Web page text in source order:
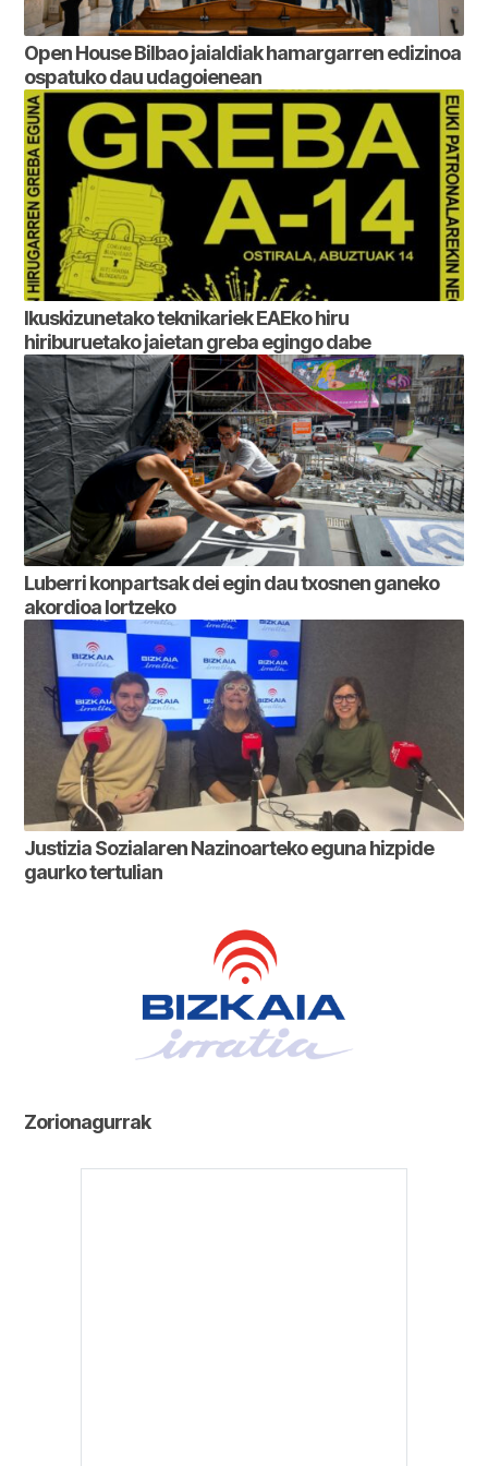
Open House Bilbao jaialdiak hamargarren edizinoa
ospatuko dau udagoienean
Ikuskizunetako teknikariek EAEko hiru
hiriburuetako jaietan greba egingo dabe
Luberri konpartsak dei egin dau txosnen ganeko
akordioa lortzeko
Justizia Sozialaren Nazinoarteko eguna hizpide
gaurko tertulian
Zorionagurrak